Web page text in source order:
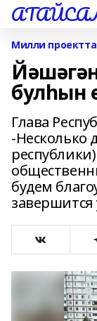
Милли
булһын
Глава
-Несколько
будем